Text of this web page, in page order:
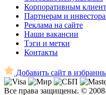
Корпоративным
Партнерам и
Реклама на сайте
Наши вакансии
Тэги и метки
Контакты
Добавить сайт в
Все права защищены. ©